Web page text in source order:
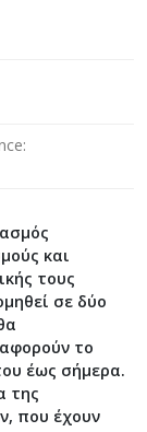
και
τους
σε δύο
το
έως σήμερα.
της
που έχουν